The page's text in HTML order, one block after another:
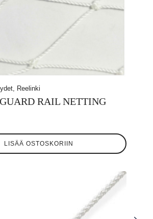
Reelinki
RAIL NETTING
LISÄÄ OSTOSKORIIN